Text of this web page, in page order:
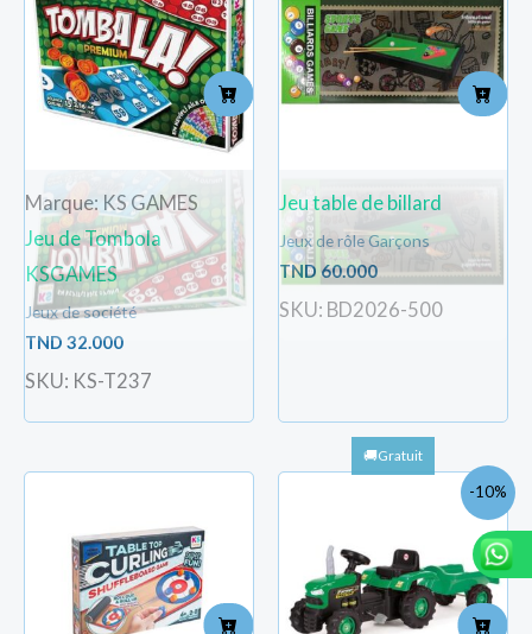
Marque: KS GAMES
Jeu de Tombola
KSGAMES
Jeux de société
TND 32.000
SKU: KS-T237
Jeu table de billard
Jeux de rôle Garçons
TND 60.000
SKU: BD2026-500
-10%
Le
était :
TND
365.000.
Le
prix
est